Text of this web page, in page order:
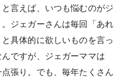
言えば、いつも悩むのがジ
ジェガーさんは毎回「あれ
具体的に欲しいものを言っ
ですが、ジェガーママは
点張り。でも、毎年たくさん